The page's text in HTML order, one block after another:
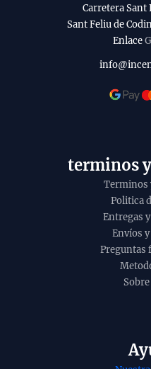
Carretera Sant
Sant Feliu de
Enlace
terminos
Terminos
Politica
Entregas
Envíos
Preguntas